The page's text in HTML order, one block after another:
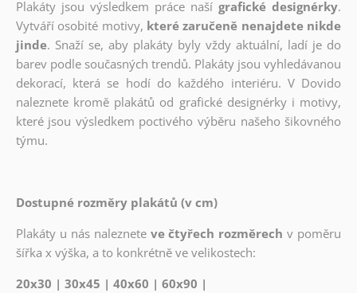
Plakáty jsou výsledkem práce naší grafické designérky.
Vytváří osobité motivy, které zaručeně nenajdete nikde
jinde. Snaží se, aby plakáty byly vždy aktuální, ladí je do
barev podle současných trendů. Plakáty jsou vyhledávanou
dekorací, která se hodí do každého interiéru. V Dovido
naleznete kromě plakátů od grafické designérky i motivy,
které jsou výsledkem poctivého výběru našeho šikovného
týmu.
Dostupné rozměry plakátů (v cm)
Plakáty u nás naleznete ve čtyřech rozměrech v poměru
šířka x výška, a to konkrétně ve velikostech:
20x30 | 30x45 | 40x60 | 60x90 |